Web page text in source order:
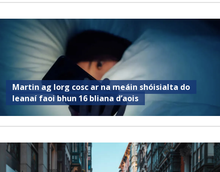
Martin ag lorg cosc ar na meáin shóisialta do
leanaí faoi bhun 16 bliana d’aois